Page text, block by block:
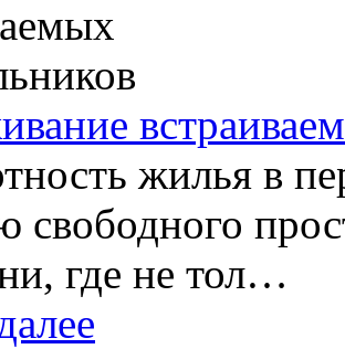
жилья в
свободного
где не тол…